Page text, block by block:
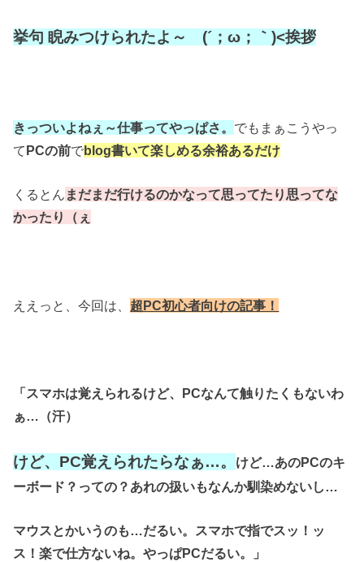
挙句 睨みつけられたよ～ (´；ω；｀)<挨拶
きっついよねぇ～仕事ってやっぱさ。 でもまぁこうやっ
てPCの前でblog書いて楽しめる余裕あるだけ
くるとん まだまだ行けるのかなって思ってたり思ってな
かったり（ぇ
ええっと、今回は、 超PC初心者向けの記事！
「スマホは覚えられるけど、PCなんて触りたくもないわ
ぁ…（汗）
けど、PC覚えられたらなぁ…。
けど…あのPCのキ
ーボード？っての？あれの扱いもなんか馴染めないし…
マウスとかいうのも…だるい。スマホで指でスッ！ッ
ス！楽で仕方ないね。やっぱPCだるい。」